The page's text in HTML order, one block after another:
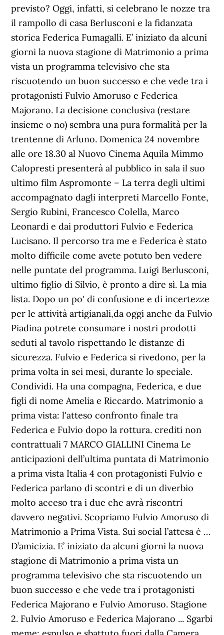
previsto? Oggi, infatti, si celebrano le nozze tra
il rampollo di casa Berlusconi e la fidanzata
storica Federica Fumagalli. E’ iniziato da alcuni
giorni la nuova stagione di Matrimonio a prima
vista un programma televisivo che sta
riscuotendo un buon successo e che vede tra i
protagonisti Fulvio Amoruso e Federica
Majorano. La decisione conclusiva (restare
insieme o no) sembra una pura formalità per la
trentenne di Arluno. Domenica 24 novembre
alle ore 18.30 al Nuovo Cinema Aquila Mimmo
Calopresti presenterà al pubblico in sala il suo
ultimo film Aspromonte – La terra degli ultimi
accompagnato dagli interpreti Marcello Fonte,
Sergio Rubini, Francesco Colella, Marco
Leonardi e dai produttori Fulvio e Federica
Lucisano. Il percorso tra me e Federica è stato
molto difficile come avete potuto ben vedere
nelle puntate del programma. Luigi Berlusconi,
ultimo figlio di Silvio, è pronto a dire sì. La mia
lista. Dopo un po' di confusione e di incertezze
per le attività artigianali,da oggi anche da Fulvio
Piadina potrete consumare i nostri prodotti
seduti al tavolo rispettando le distanze di
sicurezza. Fulvio e Federica si rivedono, per la
prima volta in sei mesi, durante lo speciale.
Condividi. Ha una compagna, Federica, e due
figli di nome Amelia e Riccardo. Matrimonio a
prima vista: l'atteso confronto finale tra
Federica e Fulvio dopo la rottura. crediti non
contrattuali 7 MARCO GIALLINI Cinema Le
anticipazioni dell’ultima puntata di Matrimonio
a prima vista Italia 4 con protagonisti Fulvio e
Federica parlano di scontri e di un diverbio
molto acceso tra i due che avrà riscontri
davvero negativi. Scopriamo Fulvio Amoruso di
Matrimonio a Prima Vista. Sui social l’attesa è …
D’amicizia. E’ iniziato da alcuni giorni la nuova
stagione di Matrimonio a prima vista un
programma televisivo che sta riscuotendo un
buon successo e che vede tra i protagonisti
Federica Majorano e Fulvio Amoruso. Stagione
2. Fulvio Amoruso e Federica Majorano ... Sgarbi